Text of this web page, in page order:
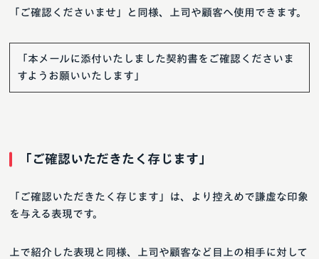
「ご確認くださいませ」と同様、上司や顧客へ使用できます。
「本メールに添付いたしました契約書をご確認くださいま
すようお願いいたします」
「ご確認いただきたく存じます」
「ご確認いただきたく存じます」は、より控えめで謙虚な印象
を与える表現です。
上で紹介した表現と同様、上司や顧客など目上の相手に対して